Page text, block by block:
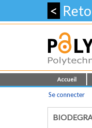
<
Accueil
Se connecter